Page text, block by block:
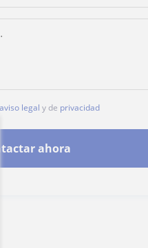
aviso legal y de privacidad
ahora